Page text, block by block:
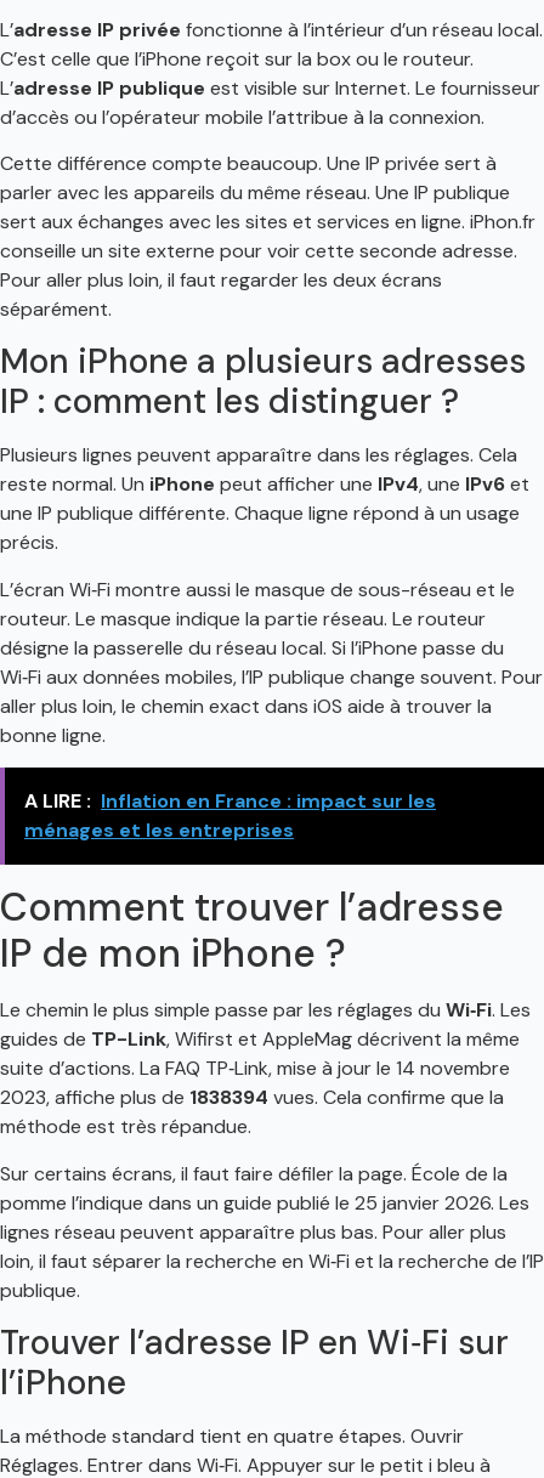
L’adresse IP privée fonctionne à l’intérieur d’un réseau local.
C’est celle que l’iPhone reçoit sur la box ou le routeur.
L’adresse IP publique est visible sur Internet. Le fournisseur
d’accès ou l’opérateur mobile l’attribue à la connexion.
Cette différence compte beaucoup. Une IP privée sert à
parler avec les appareils du même réseau. Une IP publique
sert aux échanges avec les sites et services en ligne. iPhon.fr
conseille un site externe pour voir cette seconde adresse.
Pour aller plus loin, il faut regarder les deux écrans
séparément.
Mon iPhone a plusieurs adresses
IP : comment les distinguer ?
Plusieurs lignes peuvent apparaître dans les réglages. Cela
reste normal. Un iPhone peut afficher une IPv4, une IPv6et
une IP publique différente. Chaque ligne répond à un usage
précis.
L’écran Wi‑Fi montre aussi le masque de sous-réseau et le
routeur. Le masque indique la partie réseau. Le routeur
désigne la passerelle du réseau local. Si l’iPhone passe du
Wi‑Fi aux données mobiles, l’IP publique change souvent. Pour
aller plus loin, le chemin exact dans iOS aide à trouver la
bonne ligne.
A LIRE : Inflation en France : impact sur les
ménages et les entreprises
Comment trouver l’adresse
IP de mon iPhone ?
Le chemin le plus simple passe par les réglages du Wi‑Fi. Les
guides de TP-Link, Wifirst et AppleMag décrivent la même
suite d’actions. La FAQ TP‑Link, mise à jour le 14 novembre
2023, affiche plus de 1838394 vues. Cela confirme que la
méthode est très répandue.
Sur certains écrans, il faut faire défiler la page. École de la
pomme l’indique dans un guide publié le 25 janvier 2026. Les
lignes réseau peuvent apparaître plus bas. Pour aller plus
loin, il faut séparer la recherche en Wi‑Fi et la recherche de l’IP
publique.
Trouver l’adresse IP en Wi‑Fi sur
l’iPhone
La méthode standard tient en quatre étapes. Ouvrir
Réglages. Entrer dans Wi‑Fi. Appuyer sur le petit i bleu à